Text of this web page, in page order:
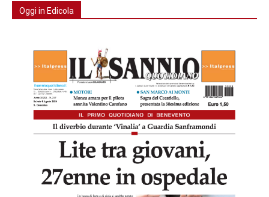
Oggi in Edicola